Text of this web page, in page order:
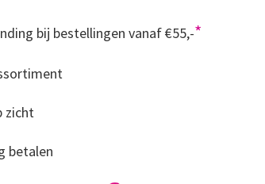
bij bestellingen vanaf €55,-*
zicht
betalen